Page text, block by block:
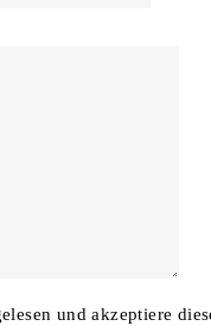
und akzeptiere